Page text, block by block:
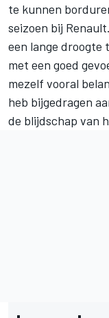
te kunnen
seizoen bij
een lange droogte
met een goed
mezelf vooral
heb bijgedragen
de blijdschap van